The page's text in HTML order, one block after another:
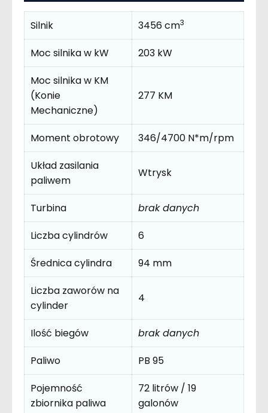
Silnik 3456 cm3
Moc silnika w kW
203 kW
Moc silnika w KM
(Konie
Mechaniczne)
277 KM
Moment obrotowy
346/4700 N*m/rpm
Układ zasilania
paliwem
Wtrysk
Turbina
brak danych
Liczba cylindrów
6
Średnica cylindra
94 mm
Liczba zaworów na
cylinder
4
Ilość biegów
brak danych
Paliwo
PB 95
Pojemność
zbiornika paliwa
72 litrów / 19
galonów